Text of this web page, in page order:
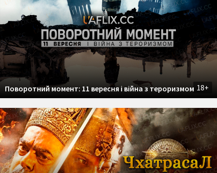
18+
Поворотний момент: 11 вересня і війна з тероризмом